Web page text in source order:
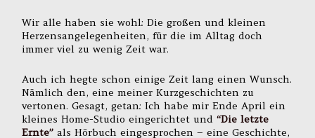
Wir alle haben sie wohl: Die großen und kleinen
Herzensangelegenheiten, für die im Alltag doch
immer viel zu wenig Zeit war.
Auch ich hegte schon einige Zeit lang einen Wunsch.
Nämlich den, eine meiner Kurzgeschichten zu
vertonen. Gesagt, getan: Ich habe mir Ende April ein
kleines Home-Studio eingerichtet und“Die letzte
Ernte” als Hörbuch eingesprochen – eine Geschichte,